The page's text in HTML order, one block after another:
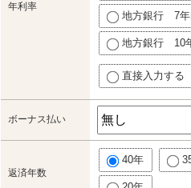
年利率
地方銀行 7年
地方銀行 10
直接入力する
ボーナス払い
返済年数
40年